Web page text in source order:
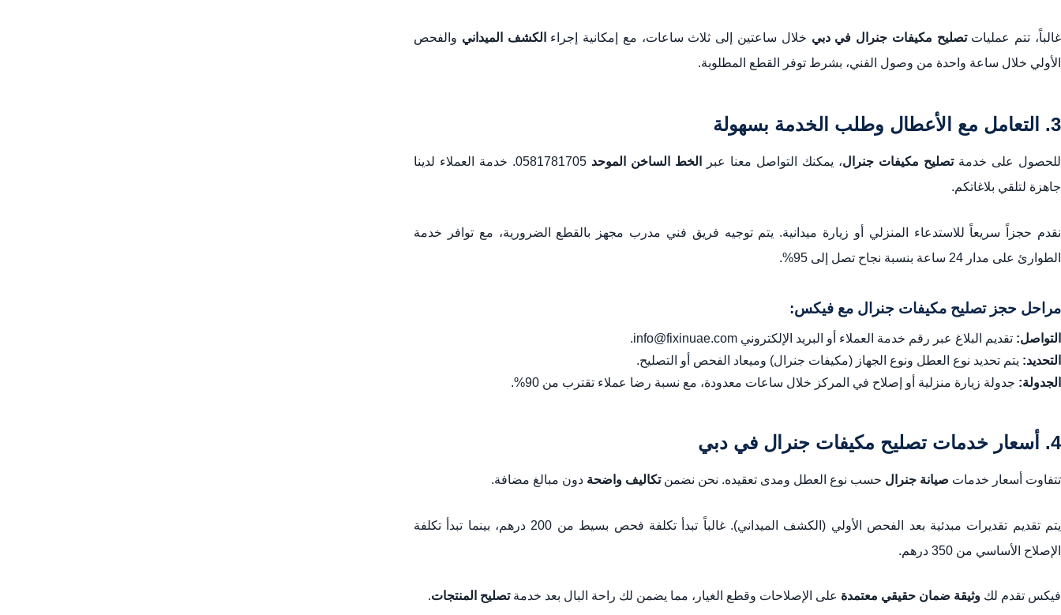
غالباً، تتم عملياتتصليح مكيفات جنرال في دبي خلال ساعتين إلى ثلاث ساعات، مع إمكانية إجراء الكشف الميداني والفحص
الأولي خلال ساعة واحدة من وصول الفني، بشرط توفر القطع المطلوبة.
3. التعامل مع الأعطال وطلب الخدمة بسهولة
للحصول على خدمةتصليح مكيفات جنرال، يمكنك التواصل معنا عبر الخط الساخن الموحد
0581781705. خدمة العملاء لدينا
جاهزة لتلقي بلاغاتكم.
نقدم حجزاً سريعاً للاستدعاء المنزلي أو زيارة ميدانية. يتم توجيه فريق فني مدرب مجهز بالقطع الضرورية، مع توافر خدمة
الطوارئ على مدار 24 ساعة بنسبة نجاح تصل إلى 95%.
مراحل حجز تصليح مكيفات جنرال مع فيكس:
التواصل: تقديم البلاغ عبر رقم خدمة العملاء أو البريد الإلكتروني info@fixinuae.com.
التحديد: يتم تحديد نوع العطل ونوع الجهاز (مكيفات جنرال) وميعاد الفحص أو التصليح.
الجدولة: جدولة زيارة منزلية أو إصلاح في المركز خلال ساعات معدودة، مع نسبة رضا عملاء تقترب من 90%.
4. أسعار خدمات تصليح مكيفات جنرال في دبي
تتفاوت أسعار خدمات صيانة جنرال حسب نوع العطل ومدى تعقيده. نحن نضمنتكاليف واضحة دون مبالغ مضافة.
يتم تقديم تقديرات مبدئية بعد الفحص الأولي (الكشف الميداني). غالباً تبدأ تكلفة فحص بسيط من 200 درهم، بينما تبدأ تكلفة
الإصلاح الأساسي من 350 درهم.
فيكس تقدم لك وثيقة ضمان حقيقي معتمدة على الإصلاحات وقطع الغيار، مما يضمن لك راحة البال بعد خدمةتصليح المنتجات.